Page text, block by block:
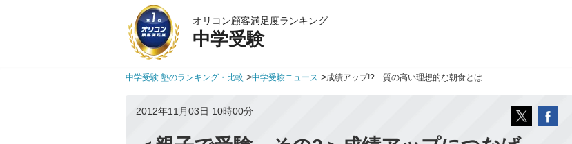
オリコン顧客満足度ランキング
中学受験
中学受験 塾のランキング・比較 >中学受験ニュース >成績アップ!? 質の高い理想的な朝食とは
2012年11月03日 10時00分